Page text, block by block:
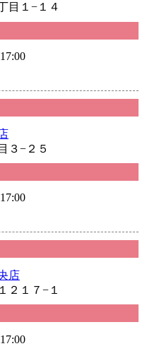
目１−１４
３−２５
店
２１７−１